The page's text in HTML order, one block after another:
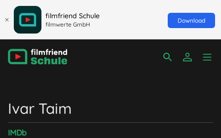
filmfriend Schule
filmwerte GmbH
Download
Ivar Taim
IMDb